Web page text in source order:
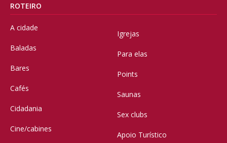
ROTEIRO
A cidade
Baladas
Bares
Cafés
Cidadania
Cine/cabines
Igrejas
Para elas
Points
Saunas
Sex clubs
Apoio Turístico